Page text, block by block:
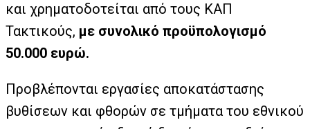
και χρηματοδοτείται από τους ΚΑΠ
Τακτικούς, με συνολικό προϋπολογισμό
50.000 ευρώ.
Προβλέπονται εργασίες αποκατάστασης
βυθίσεων και φθορών σε τμήματα του εθνικού